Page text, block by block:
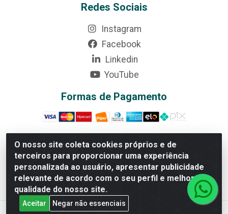
O nosso site coleta cookies próprios e de
terceiros para proporcionar uma experiência
personalizada ao usuário, apresentar publicidade
relevante de acordo com o seu perfil e melhorar a
qualidade do nosso site.
Aceitar Negar não essenciais
Redes Sociais
Instagram
Facebook
Linkedin
YouTube
Formas de Pagamento
Rede Brasil - Avenida Universitária, nº 3860, Jardim das
Américas II Etapa - Anápolis/GO - CEP 75070-415 -
CNPJ 07.728.073/0002-24